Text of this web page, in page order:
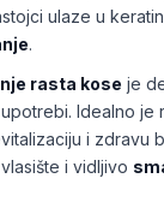
ulaze u
.
rasta kose je
Idealno
i zdravu
i vidljivo